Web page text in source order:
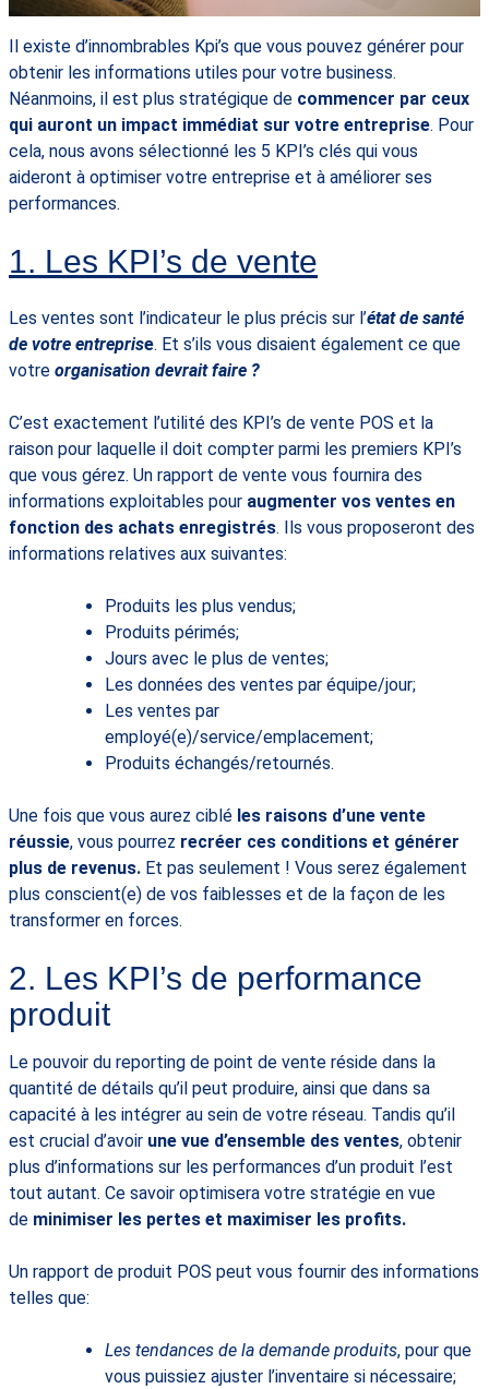
Il existe d’innombrables Kpi’s que vous pouvez générer pour
obtenir les informations utiles pour votre business.
Néanmoins, il est plus stratégique de commencer par ceux
qui auront un impact immédiat sur votre entreprise. Pour
cela, nous avons sélectionné les 5 KPI’s clés qui vous
aideront à optimiser votre entreprise et à améliorer ses
performances.
1. Les KPI’s de vente
Les ventes sont l’indicateur le plus précis sur l’état de santé
de votre entreprise. Et s’ils vous disaient également ce que
votre organisation devrait faire ?
C’est exactement l’utilité des KPI’s de vente POS et la
raison pour laquelle il doit compter parmi les premiers KPI’s
que vous gérez. Un rapport de vente vous fournira des
informations exploitables pour augmenter vos ventes en
fonction des achats enregistrés. Ils vous proposeront des
informations relatives aux suivantes:
Produits les plus vendus;
Produits périmés;
Jours avec le plus de ventes;
Les données des ventes par équipe/jour;
Les ventes par
employé(e)/service/emplacement;
Produits échangés/retournés.
Une fois que vous aurez ciblé les raisons d’une vente
réussie, vous pourrez recréer ces conditions et générer
plus de revenus. Et pas seulement ! Vous serez également
plus conscient(e) de vos faiblesses et de la façon de les
transformer en forces.
2. Les KPI’s de performance
produit
Le pouvoir du reporting de point de vente réside dans la
quantité de détails qu’il peut produire, ainsi que dans sa
capacité à les intégrer au sein de votre réseau. Tandis qu’il
est crucial d’avoir une vue d’ensemble des ventes, obtenir
plus d’informations sur les performances d’un produit l’est
tout autant. Ce savoir optimisera votre stratégie en vue
de minimiser les pertes et maximiser les profits.
Un rapport de produit POS peut vous fournir des informations
telles que:
Les tendances de la demande produits, pour que
vous puissiez ajuster l’inventaire si nécessaire;